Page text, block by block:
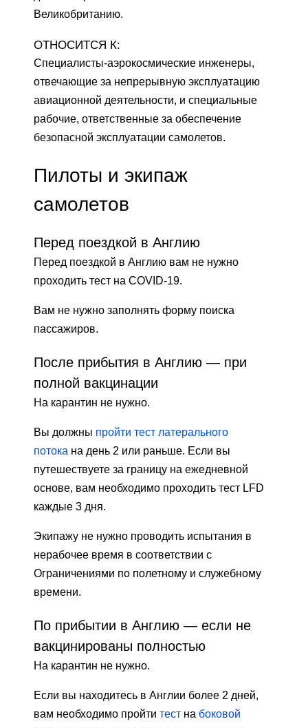
Великобританию.
ОТНОСИТСЯ К:
Специалисты-аэрокосмические инженеры,
отвечающие за непрерывную эксплуатацию
авиационной деятельности, и специальные
рабочие, ответственные за обеспечение
безопасной эксплуатации самолетов.
Пилоты и экипаж
самолетов
Перед поездкой в ​​Англию
Перед поездкой в ​​Англию вам не нужно
проходить тест на COVID-19.
Вам не нужно заполнять форму поиска
пассажиров.
После прибытия в Англию — при
полной вакцинации
На карантин не нужно.
Вы должны пройти тест латерального
потока на день 2 или раньше. Если вы
путешествуете за границу на ежедневной
основе, вам необходимо проходить тест LFD
каждые 3 дня.
Экипажу не нужно проводить испытания в
нерабочее время в соответствии с
Ограничениями по полетному и служебному
времени.
По прибытии в Англию — если не
вакцинированы полностью
На карантин не нужно.
Если вы находитесь в Англии более 2 дней,
вам необходимо пройти тест на боковой